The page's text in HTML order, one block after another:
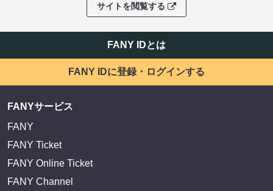
サイトを閲覧する
FANY IDとは
FANY IDに登録・ログインする
FANYサービス
FANY
FANY Ticket
FANY Online Ticket
FANY Channel